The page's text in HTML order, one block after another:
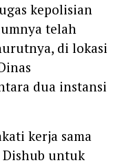
kepolisian
telah
di lokasi
dua instansi
kerja sama
Dishub untuk